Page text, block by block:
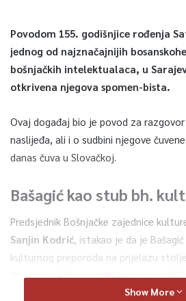
Povodom 155. godišnjice rođenja
jednog od najznačajnijih
bošnjačkih intelektualaca, u
otkrivena njegova spomen-bista.
Ovaj događaj bio je povod za
naslijeđa, ali i o sudbini njegove
danas čuva u Slovačkoj.
Bašagić kao stub bh.
Predsjednik Bošnjačke zajednice
Sanjin Kodrić, istakao je da je
kulturnog preporoda na prijelazu
današnjeg “Preporoda” (tadašnjeg
Show More